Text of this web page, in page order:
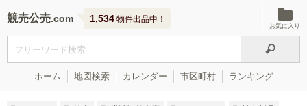
競売公売 1,534 物件出品中！
お気に入り
ホーム 地図検索 カレンダー 市区町村 ランキング